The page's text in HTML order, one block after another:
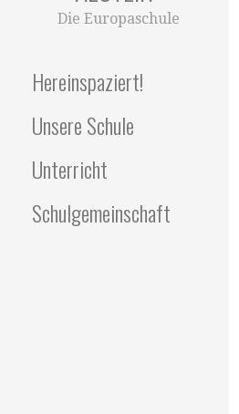
Die Europaschule
Hereinspaziert!
Unsere Schule
Unterricht
Schulgemeinschaft